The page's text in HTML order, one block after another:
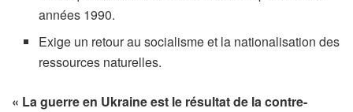
années 1990.
Exige un retour au socialisme et la nationalisation des
ressources naturelles.
« La guerre en Ukraine est le résultat de la contre-